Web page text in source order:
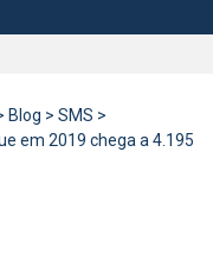
Blog > SMS >
em 2019 chega a 4.195